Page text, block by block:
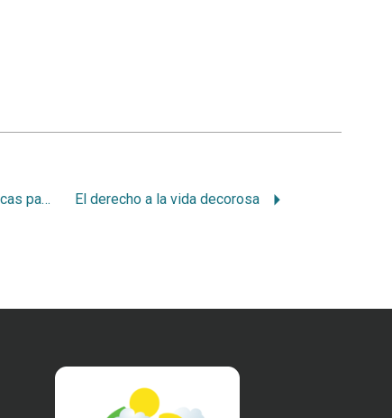
Servidumbres ecológicas para la protección ambiental en tierras privadas costarricenses El derecho a la vida decorosa